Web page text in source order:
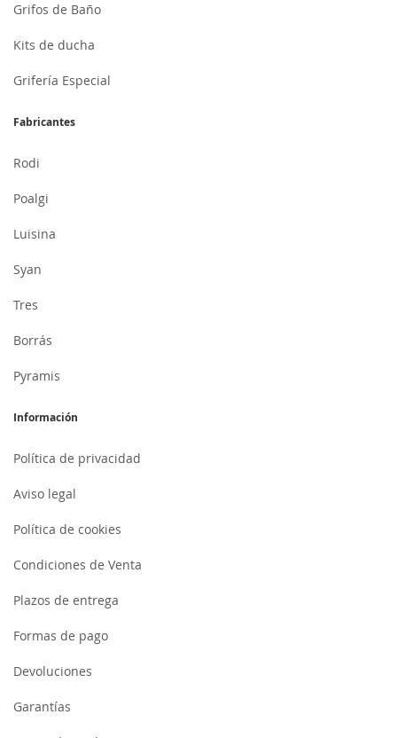
Grifos de Baño
Kits de ducha
Grifería Especial
Fabricantes
Rodi
Poalgi
Luisina
Syan
Tres
Borrás
Pyramis
Información
Política de privacidad
Aviso legal
Política de cookies
Condiciones de Venta
Plazos de entrega
Formas de pago
Devoluciones
Garantías